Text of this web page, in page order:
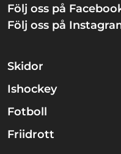
Följ oss på
Följ oss på
Skidor
Ishockey
Fotboll
Friidrott